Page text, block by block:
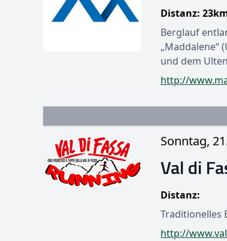
Distanz:
Berglauf
„Maddalene“
und dem
http://
Sonntag,
Val di
Distanz:
Traditionelles
http://